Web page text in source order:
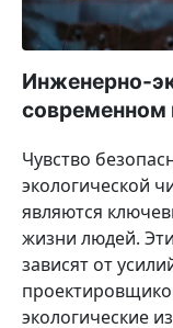
Инженерно-
современном
Чувство
экологической
являются
жизни людей.
зависят от
экологические